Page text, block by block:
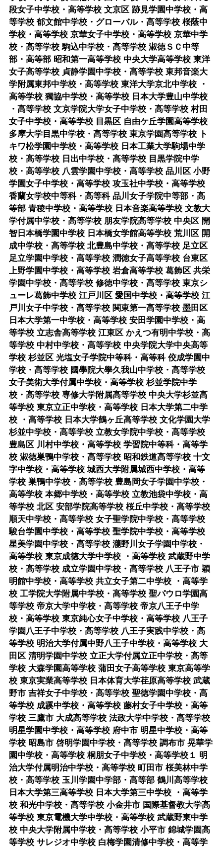
段女子中学校・高等学校 文京区 跡見学園中学校・高
等学校 郁文館中学校・グローバル・高等学校 桜蔭中
学校・高等学校 京華女子中学校・高等学校 京華中学
校・高等学校 駒込中学校・高等学校 淑徳ＳＣ中等
部・高等部 昭和第一高等学校 中央大学高等学校 東洋
女子高等学校 貞静学園中学校・高等学校 東邦音楽大
学附属東邦中学校・高等学校 東洋大学京北中学校 ・
高等学校 獨協中学校・高等学校 日本大学豊山中学校
・高等学校 文京学院大学女子中学校・高等学校 村田
女子中学校・高等学校 目黒区 自由ケ丘学園高等学校
多摩大学目黒中学校・高等学校 東京学園高等学校 ト
キワ松学園中学校・高等学校 日本工業大学駒場中学
校・高等学校 日出中学校・高等学校 目黒学院中学
校・高等学校 八雲学園中学校・高等学校 品川区 小野
学園女子中学校・高等学校 攻玉社中学校・高等学校
香蘭女学校中等科・高等科 品川女子学院中等部・高
等部 青稜中学校・高等学校 日本音楽高等学校 文教大
学付属中学校・高等学校 朋友学院高等学校 中央区 開
智日本橋学園中学校 日本橋女学館高等学校 荒川区 開
成中学校・高等学校 北豊島中学校・高等学校 足立区
足立学園中学校・高等学校 潤徳女子高等学校 台東区
上野学園中学校・高等学校 岩倉高等学校 葛飾区 共栄
学園中学校・高等学校 修徳中学校・高等学校 東京シ
ューレ葛飾中学校 江戸川区 愛国中学校・高等学校 江
戸川女子中学校・高等学校 関東第一高等学校 墨田区
日本大学第一中学校・高等学校 安田学園中学校・高
等学校 立志舎高等学校 江東区 かえつ有明中学校・高
等学校 中村中学校・高等学校 中央学院大学中央高等
学校 杉並区 光塩女子学院中等科・高等科 佼成学園中
学校・高等学校 國學院大學久我山中学校・高等学校
女子美術大学付属中学校・高等学校 杉並学院中学
校・高等学校 専修大学附属高等学校 中央大学杉並高
等学校 東京立正中学校・高等学校 日本大学第二中学
校 ・高等学校 日本大学鶴ヶ丘高等学校 文化学園大学
杉並中学校・高等学校 立教女学院中学校・高等学校
豊島区 川村中学校・高等学校 学習院中等科・高等学
校 淑徳巣鴨中学校・高等学校 昭和鉄道高等学校 十文
字中学校・高等学校 城西大学附属城西中学校・高等
学校 巣鴨中学校・高等学校 豊島岡女子学園中学校・
高等学校 本郷中学校・高等学校 立教池袋中学校・高
等学校 北区 安部学院高等学校 桜丘中学校・高等学校
順天中学校・高等学校 女子聖学院中学校・高等学校
駿台学園中学校・高等学校 聖学院中学校・高等学校
星美学園中学校・高等学校 瀧野川女子学園中学校・
高等学校 東京成徳大学中学校 ・高等学校 武蔵野中学
校・高等学校 成立学園中学校・高等学校 八王子市 穎
明館中学校・高等学校 共立女子第二中学校 ・高等学
校 工学院大学附属中学校・高等学校 聖パウロ学園高
等学校 帝京大学中学校・高等学校 帝京八王子中学
校・高等学校 東京純心女子中学校・高等学校 八王子
学園八王子中学校・高等学校 八王子実践中学校・高
等学校 明治大学付属中野八王子中学校・高等学校 大
田区 清明学園中学校 立正大学付属立正中学校・高等
学校 大森学園高等学校 蒲田女子高等学校 東京高等学
校 東京実業高等学校 日本体育大学荏原高等学校 武蔵
野市 吉祥女子中学校・高等学校 聖徳学園中学校・高
等学校 成蹊中学校・高等学校 藤村女子中学校・高等
学校 三鷹市 大成高等学校 法政大学中学校・高等学校
明星学園中学校・高等学校 府中市 明星中学校・高等
学校 昭島市 啓明学園中学校・高等学校 調布市 晃華学
園中学校・高等学校 桐朋女子中学校・高等学校１ 明
治大学付属明治中学校・高等学校 町田市 桜美林中学
校・高等学校 玉川学園中学部・高等部 鶴川高等学校
日本大学第三高等学校 日本大学第三中学校 ・高等学
校 和光中学校・高等学校 小金井市 国際基督教大学高
等学校 東京電機大学中学校・高等学校 武蔵野東中学
校 中央大学附属中学校・高等学校 小平市 錦城学園高
等学校 サレジオ中学校 白梅学園清修中学校・高等学